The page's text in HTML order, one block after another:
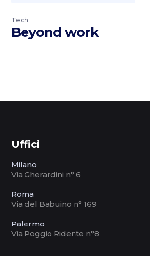
Tech
Beyond work
Uffici
Milano
Via Gherardini n° 6
Roma
Via del Babuino n° 169
Palermo
Via Poggio Ridente n°8